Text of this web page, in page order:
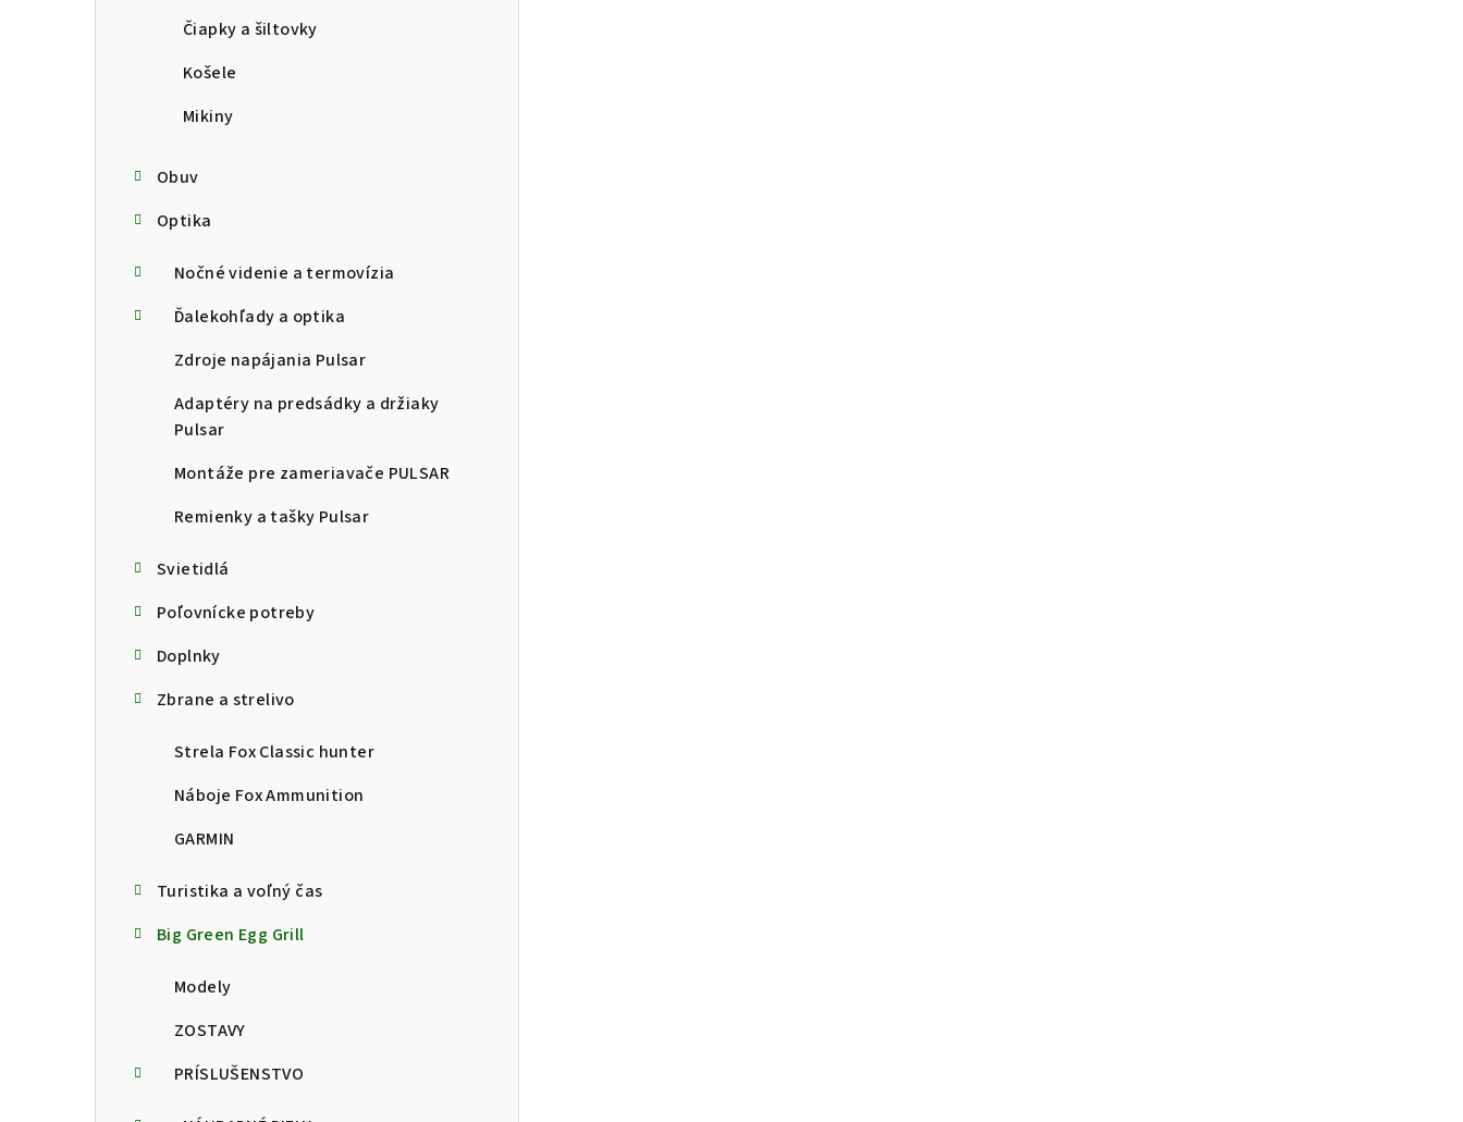
Čiapky a šiltovky
Košele
Mikiny
Obuv
Optika
Nočné videnie a termovízia
Ďalekohľady a optika
Zdroje napájania Pulsar
Adaptéry na predsádky a držiaky
Pulsar
Montáže pre zameriavače PULSAR
Remienky a tašky Pulsar
Svietidlá
Poľovnícke potreby
Doplnky
Zbrane a strelivo
Strela Fox Classic hunter
Náboje Fox Ammunition
GARMIN
Turistika a voľný čas
Big Green Egg Grill
Modely
ZOSTAVY
PRÍSLUŠENSTVO